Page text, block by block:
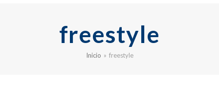
freestyle
Inicio » freestyle